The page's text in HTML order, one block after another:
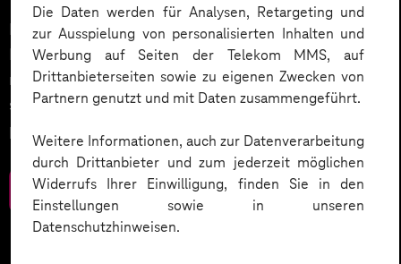
Die Daten werden für Analysen, Retargeting und
zur Ausspielung von personalisierten Inhalten und
Werbung auf Seiten der Telekom MMS, auf
Drittanbieterseiten sowie zu eigenen Zwecken von
Partnern genutzt und mit Daten zusammengeführt.
Weitere Informationen, auch zur Datenverarbeitung
durch Drittanbieter und zum jederzeit möglichen
Widerrufs Ihrer Einwilligung, finden Sie in den
Einstellungen sowie in unseren
Datenschutzhinweisen.
Datenschutz in KI-Projekten leicht gemacht:
Entdecken Sie 10 entscheidende Schritte, um
rechtliche Anforderungen zu erfüllen, Vertrauen zu
stärken und Innovation sicher zu gestalten – inklusive
praktischer Checkliste zum Download.
Zum Download